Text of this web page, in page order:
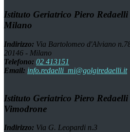
Istituto Geriatrico Piero Redaelli
Milano
Indirizzo: Via Bartolomeo d'Alviano
20146 - Milano
Telefono: 02 413151
Email: info.redaelli_mi@golgiredaelli.it
Istituto Geriatrico Piero Redaelli
Vimodrone
Indirizzo: Via G. Leopardi n.3